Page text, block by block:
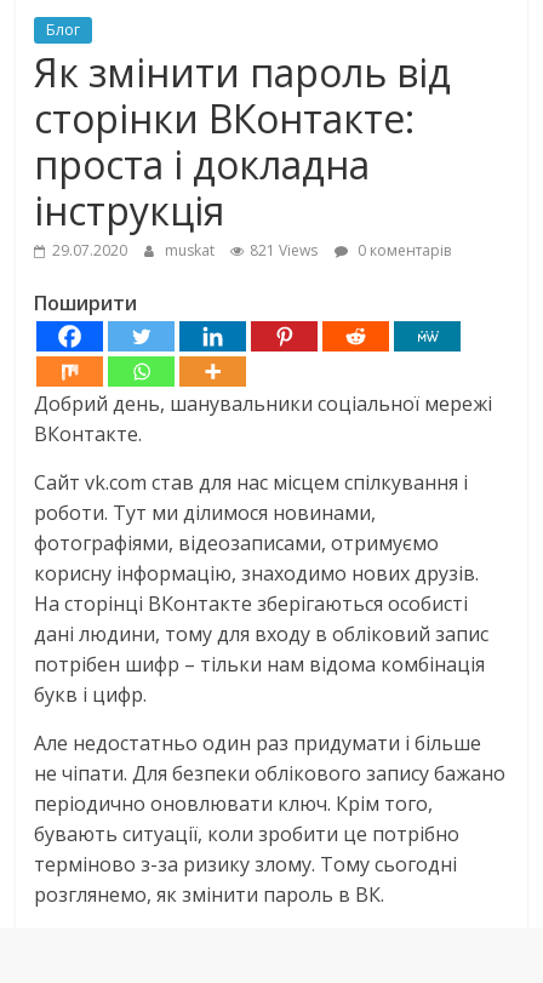
Блог
Як змінити пароль від
сторінки ВКонтакте:
проста і докладна
інструкція
29.07.2020 muskat 821 Views 0 коментарів
Поширити
Добрий день, шанувальники соціальної мережі
ВКонтакте.
Сайт vk.com став для нас місцем спілкування і
роботи. Тут ми ділимося новинами,
фотографіями, відеозаписами, отримуємо
корисну інформацію, знаходимо нових друзів.
На сторінці ВКонтакте зберігаються особисті
дані людини, тому для входу в обліковий запис
потрібен шифр – тільки нам відома комбінація
букв і цифр.
Але недостатньо один раз придумати і більше
не чіпати. Для безпеки облікового запису бажано
періодично оновлювати ключ. Крім того,
бувають ситуації, коли зробити це потрібно
терміново з-за ризику злому. Тому сьогодні
розглянемо, як змінити пароль в ВК.